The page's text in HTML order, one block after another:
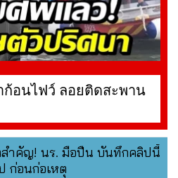
ก้อนไฟว์ ลอยติดสะพาน
ำคัญ! นร. มือปืน บันทึกคลิปนี้
ก่อนก่อเหตุ